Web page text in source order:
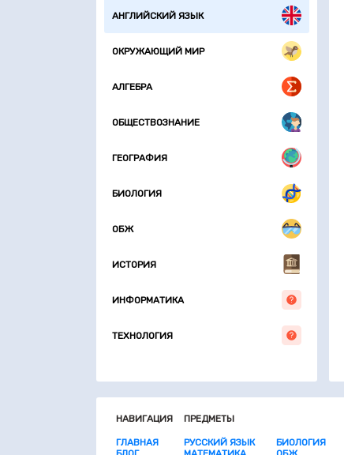
АНГЛИЙСКИЙ ЯЗЫК
ОКРУЖАЮЩИЙ МИР
АЛГЕБРА
ОБЩЕСТВОЗНАНИЕ
ГЕОГРАФИЯ
БИОЛОГИЯ
ОБЖ
ИСТОРИЯ
ИНФОРМАТИКА
ТЕХНОЛОГИЯ
НАВИГАЦИЯ
ГЛАВНАЯ
ПРЕДМЕТЫ
РУССКИЙ ЯЗЫК
БИОЛОГИЯ